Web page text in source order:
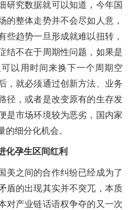
研究数据就可以知道，今年国
的整体走势并不会尽如人意，
些趋势一旦形成就难以扭转，
结不在于周期性问题，如果是
以用时间来换下一个周期空
，就必须通过创新方法、业务
径，或者是改变原有的生存发
是市场环境较为恶劣，国内家
细分化机会。
化孕生区间红利
美之间的合作纠纷已经成为了
盾的出现其实并不突兀，本质
对产业链话语权争夺的又一次